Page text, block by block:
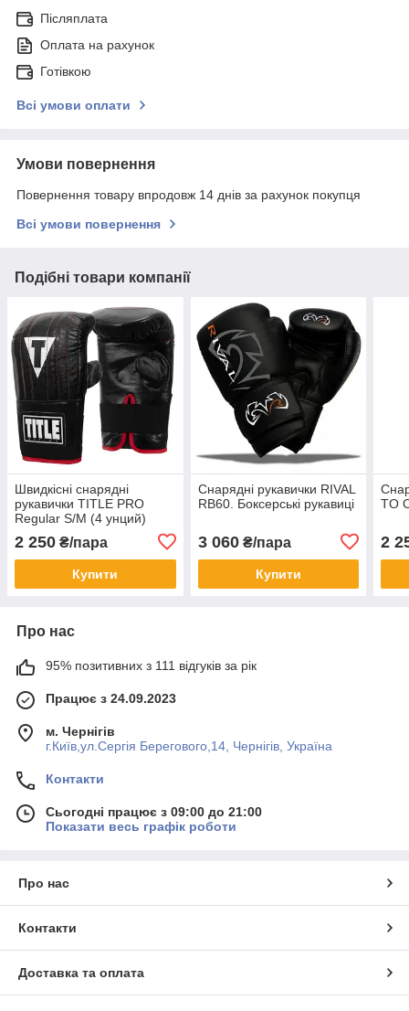
Післяплата
Оплата на рахунок
Готівкою
Всі умови оплати
Умови повернення
Повернення товару впродовж 14 днів за рахунок покупця
Всі умови повернення
Подібні товари компанії
Швидкісні снарядні
рукавички TITLE PRO
Regular S/M (4 унций)
2 250 ₴/пара
Купити
Снарядні рукавички RIVAL
RB60. Боксерські рукавиці
3 060₴/пара
Купити
TO
2
Про нас
95% позитивних з 111 відгуків за рік
Працює з 24.09.2023
м. Чернігів
г.Київ,ул.Сергiя Берегового,14, Чернігів, Україна
Контакти
Сьогодні працює з 09:00 до 21:00
Показати весь графік роботи
Про нас
Контакти
Доставка та оплата